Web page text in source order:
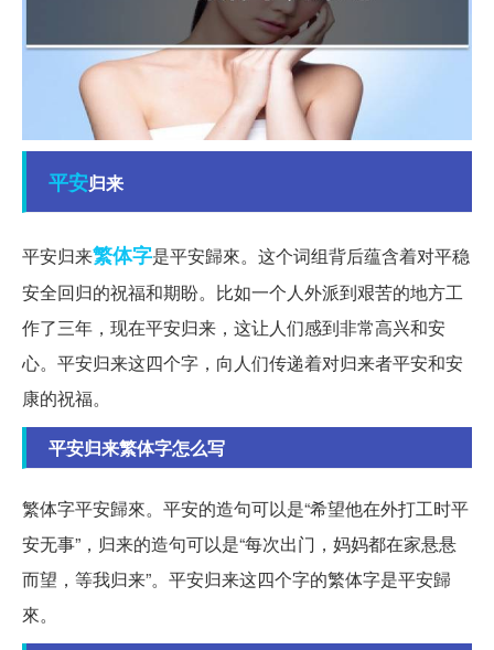
平安归来
平安归来繁体字是平安歸來。这个词组背后蕴含着对平稳
安全回归的祝福和期盼。比如一个人外派到艰苦的地方工
作了三年，现在平安归来，这让人们感到非常高兴和安
心。平安归来这四个字，向人们传递着对归来者平安和安
康的祝福。
平安归来繁体字怎么写
繁体字平安歸來。平安的造句可以是“希望他在外打工时平
安无事”，归来的造句可以是“每次出门，妈妈都在家悬悬
而望，等我归来”。平安归来这四个字的繁体字是平安歸
來。